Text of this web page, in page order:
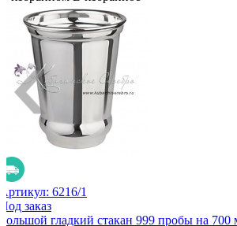
Артикул: 6216/1
Под заказ
Большой гладкий стакан 999 пробы на 700